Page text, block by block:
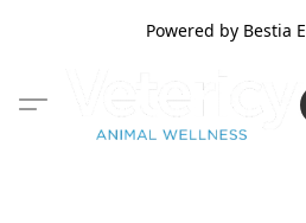
Powered by Bestia